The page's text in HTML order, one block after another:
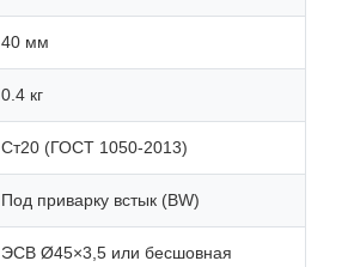
40 мм
0.4 кг
Ст20 (ГОСТ 1050-2013)
Под приварку встык (BW)
ЭСВ Ø45×3,5 или бесшовная